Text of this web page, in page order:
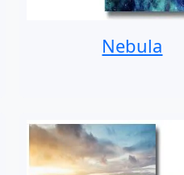
Nebula